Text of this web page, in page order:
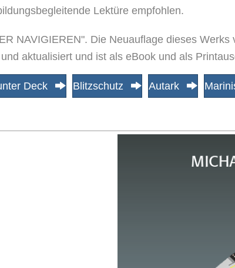
Lektüre empfohlen.
NAVIGIEREN". Die Neuauflage dieses
aktualisiert und ist als eBook und als
Deck Blitzschutz Autark